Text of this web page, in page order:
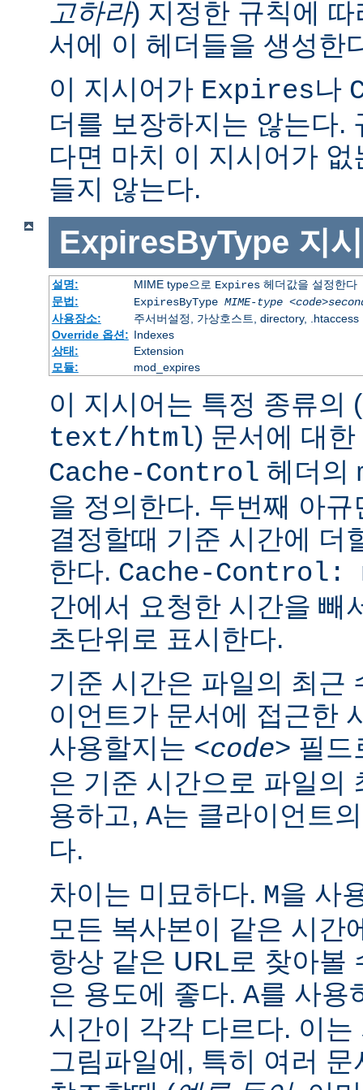
고하라) 지정한 규칙에
서에 이 헤더들을 생성한
이 지시어가 Expires나
더를 보장하지는 않는다.
다면 마치 이 지시어가
들지 않는다.
ExpiresByType 지
설명: MIME type으로 Expires헤더값을 설정한다
문법:
ExpiresByType MIME-type
사용장소:
주서버설정, 가상호스트, directory, .htaccess
Override 옵션: Indexes
상태:
Extension
모듈:
mod_expires
이 지시어는 특정 종류의 (
text/html) 문서에 대한
Cache-Control 헤더의
을 정의한다. 두번째 아
결정할때 기준 시간에 더
한다. Cache-Control:
간에서 요청한 시간을 빼
초단위로 표시한다.
기준 시간은 파일의 최근
이언트가 문서에 접근한
사용할지는 <code> 필드
은 기준 시간으로 파일의
용하고, A는 클라이언트
다.
차이는 미묘하다. M을 사
모든 복사본이 같은 시간
항상 같은 URL로 찾아볼
은 용도에 좋다. A를 사용
시간이 각각 다르다. 이
그림파일에, 특히 여러